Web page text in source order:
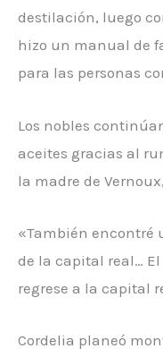
destilación, luego
hizo un manual de
para las personas
Los nobles
aceites gracias al
la madre de
«También encontré
de la capital real…
regrese a la capital
Cordelia planeó